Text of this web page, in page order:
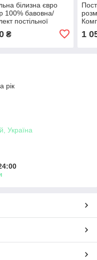
білизна євро
100% бавовна/
постільної
₴ 1
рік
Україна